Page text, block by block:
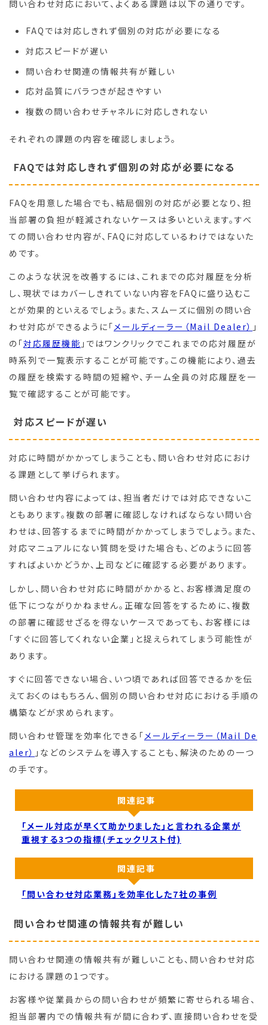
問い合わせ対応において、よくある課題は以下の通りです。
FAQでは対応しきれず個別の対応が必要になる
対応スピードが遅い
問い合わせ関連の情報共有が難しい
応対品質にバラつきが起きやすい
複数の問い合わせチャネルに対応しきれない
それぞれの課題の内容を確認しましょう。
FAQでは対応しきれず個別の対応が必要になる
FAQを用意した場合でも、結局個別の対応が必要となり、担
当部署の負担が軽減されないケースは多いといえます。すべ
ての問い合わせ内容が、FAQに対応しているわけではないた
めです。
このような状況を改善するには、これまでの応対履歴を分析
し、現状ではカバーしきれていない内容をFAQに盛り込むこ
とが効果的といえるでしょう。また、スムーズに個別の問い合
わせ対応ができるように「 メールディーラー（Mail Dealer） 」
の「対応履歴機能 」ではワンクリックでこれまでの応対履歴が
時系列で一覧表示することが可能です。この機能により、過去
の履歴を検索する時間の短縮や、チーム全員の対応履歴を一
覧で確認することが可能です。
対応スピードが遅い
対応に時間がかかってしまうことも、問い合わせ対応におけ
る課題として挙げられます。
問い合わせ内容によっては、担当者だけでは対応できないこ
ともあります。複数の部署に確認しなければならない問い合
わせは、回答するまでに時間がかかってしまうでしょう。また、
対応マニュアルにない質問を受けた場合も、どのように回答
すればよいかどうか、上司などに確認する必要があります。
しかし、問い合わせ対応に時間がかかると、お客様満足度の
低下につながりかねません。正確な回答をするために、複数
の部署に確認せざるを得ないケースであっても、お客様には
「すぐに回答してくれない企業」と捉えられてしまう可能性が
あります。
すぐに回答できない場合、いつ頃であれば回答できるかを伝
えておくのはもちろん、個別の問い合わせ対応における手順の
構築などが求められます。
問い合わせ管理を効率化できる「 メールディーラー（Mail De
aler） 」などのシステムを導入することも、解決のための一つ
の手です。
関連記事
「メール対応が早くて助かりました」と言われる企業が
重視する3つの指標(チェックリスト付)
関連記事
「問い合わせ対応業務」を効率化した7社の事例
問い合わせ関連の情報共有が難しい
問い合わせ関連の情報共有が難しいことも、問い合わせ対応
における課題の1つです。
お客様や従業員からの問い合わせが頻繁に寄せられる場合、
担当部署内での情報共有が間に合わず、直接問い合わせを受